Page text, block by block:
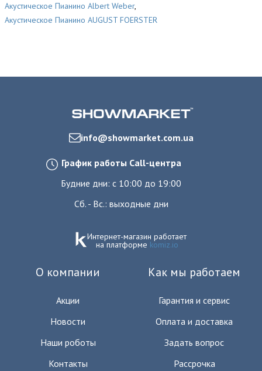
Акустическое Пианино Albert Weber,
Акустическое Пианино AUGUST FOERSTER
info@showmarket.com.ua
График работы Call-центра
Будние дни: с 10:00 до 19:00
Сб. - Вс.: выходные дни
Интернет-магазин работает
на платформе komiz.io
О компании
Акции
Новости
Наши роботы
Контакты
Как мы работаем
Гарантия и сервис
Оплата и доставка
Задать вопрос
Рассрочка